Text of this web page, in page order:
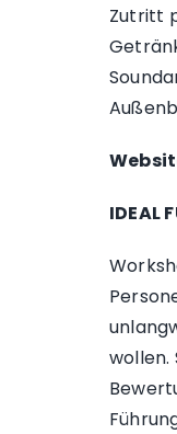
Zutritt
IDEAL
wollen.